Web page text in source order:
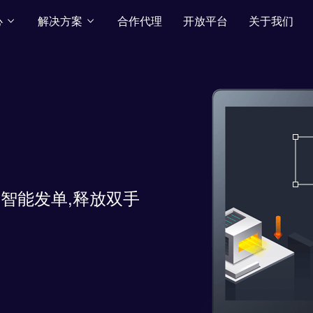
解决方案 合作代理 开放平台 关于我们
能发单,释放双手